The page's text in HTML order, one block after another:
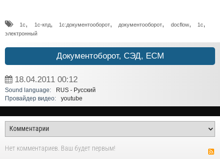
1с, 1с-кпд, 1с:документооборот, документооборот, docflow, 1c,
электронный
Документоборот, СЭД, ECM
18.04.2011 00:12
Sound language:
RUS - Русский
Провайдер видео:
youtube
Нет комментариев. Ваш будет первым!